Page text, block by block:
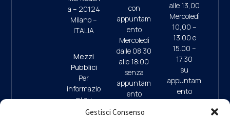
Gestisci Consenso
a – 20124
Milano –
ITALIA
Mezzi
Pubblici
Per
informazio
ni su
mezzi
con
appuntam
ento
Mercoledì
dalle 08:30
alle 18:00
senza
appuntam
ento
accesso
alle 13,00
Mercoledì
10,00 –
13.00 e
15.00 –
17.30
su
appuntam
ento